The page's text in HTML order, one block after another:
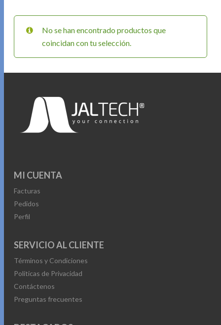
No se han encontrado productos que
coincidan con tu selección.
MI CUENTA
Facturas
Pedidos
Perfil
SERVICIO AL CLIENTE
Términos y Condiciones
Políticas de Privacidad
Contáctenos
Preguntas frecuentes